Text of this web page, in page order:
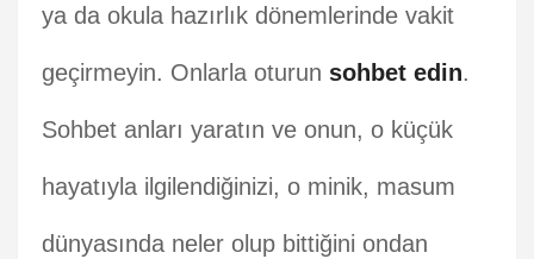
ya da okula hazırlık dönemlerinde vakit
geçirmeyin. Onlarla oturun sohbet edin.
Sohbet anları yaratın ve onun, o küçük
hayatıyla ilgilendiğinizi, o minik, masum
dünyasında neler olup bittiğini ondan